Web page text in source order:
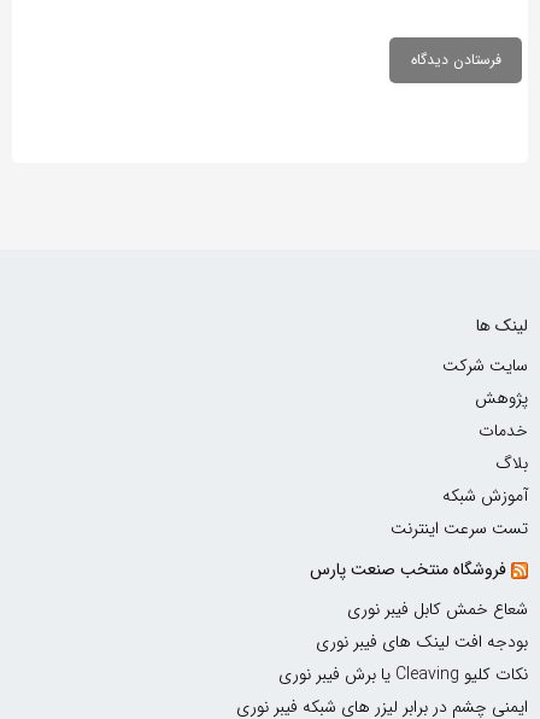
لینک ها
سایت شرکت
پژوهش
خدمات
بلاگ
آموزش شبکه
تست سرعت اینترنت
فروشگاه منتخب صنعت پارس
شعاع خمش کابل فیبر نوری
بودجه افت لینک های فیبر نوری
نکات کلیو Cleaving یا برش فیبر نوری
ایمنی چشم در برابر لیزر های شبکه فیبر نوری